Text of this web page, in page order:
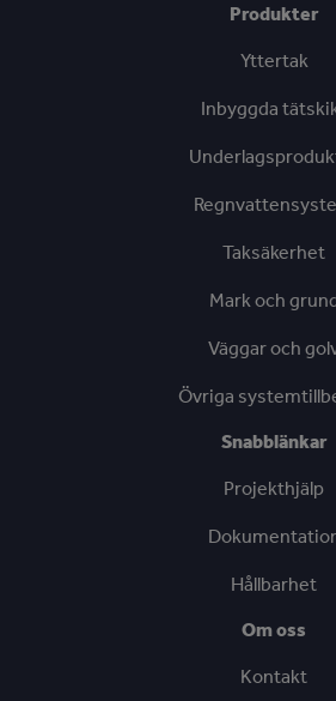
Produkter
Yttertak
Inbyggda
Taksäkerhet
Mark och
Väggar och
Övriga
Snabblänkar
Projekthjälp
Hållbarhet
Om oss
Kontakt